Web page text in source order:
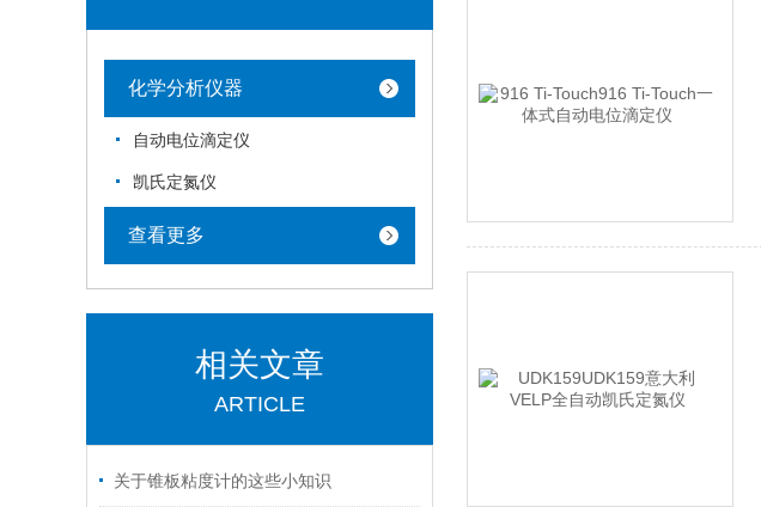
化学分析仪器
自动电位滴定仪
凯氏定氮仪
查看更多
相关文章
ARTICLE
关于锥板粘度计的这些小知识